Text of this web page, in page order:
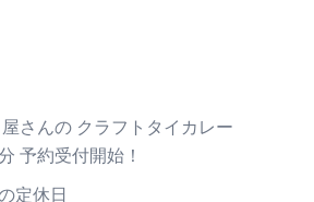
さんの クラフトタイカレー
予約受付開始！
定休日